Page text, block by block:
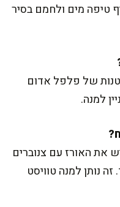
טיפה מים ולחמם בסיר
של פלפל אדום
למנה.
את האורז עם צנוברים
נותן למנה טוויסט